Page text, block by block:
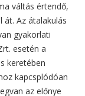
váltás értendő,
át. Az átalakulás
gyakorlati
esetén a
keretében
kapcsplódóan
az előnye